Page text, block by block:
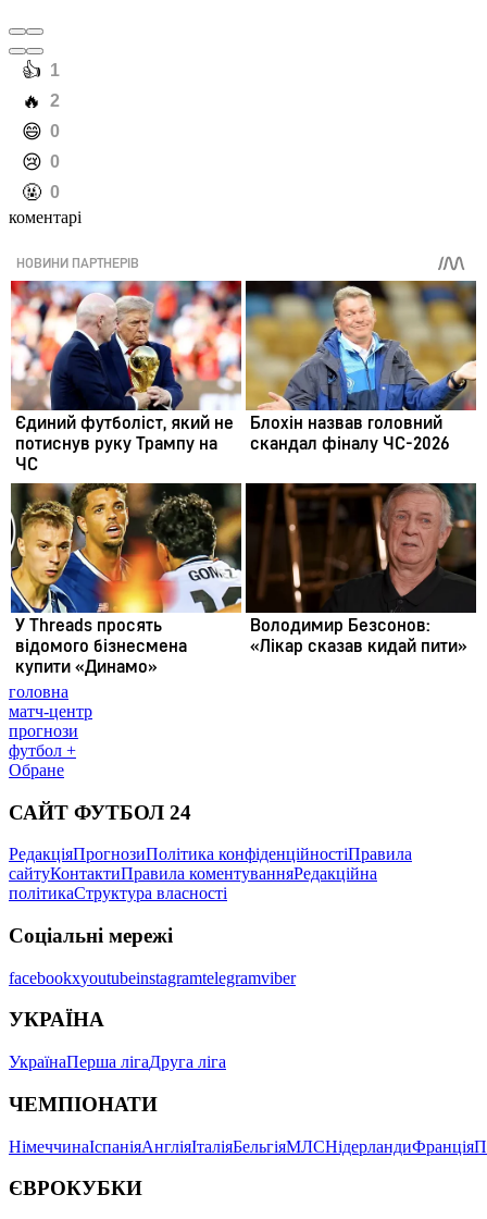
️👍 1
️🔥 2
️😄 0
️😢 0
️🤬 0
коментарі
головна
матч-центр
прогнози
футбол +
Обране
САЙТ ФУТБОЛ 24
РедакціяПрогнозиПолітика конфіденційностіПравила
сайтуКонтактиПравила коментуванняРедакційна
політикаСтруктура власності
Соціальні мережі
facebookxyoutubeinstagramtelegramviber
УКРАЇНА
УкраїнаПерша лігаДруга ліга
ЧЕМПІОНАТИ
НімеччинаІспаніяАнгліяІталіяБельгіяМЛСНідерландиФранція
ЄВРОКУБКИ